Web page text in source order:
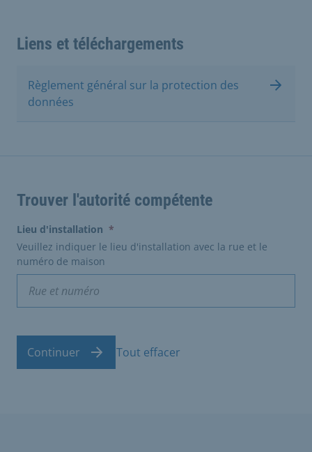
Liens et téléchargements
Règlement général sur la protection des
données
Trouver l'autorité compétente
Lieu d'installation *
Veuillez indiquer le lieu d'installation avec la rue et le
numéro de maison
Continuer Tout effacer